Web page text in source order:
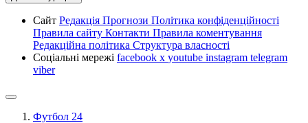
Сайт Редакція Прогнози Політика конфіденційності
Правила сайту Контакти Правила коментування
Редакційна політика Структура власності
Соціальні мережі facebook x youtube instagram telegram
viber
Футбол 24